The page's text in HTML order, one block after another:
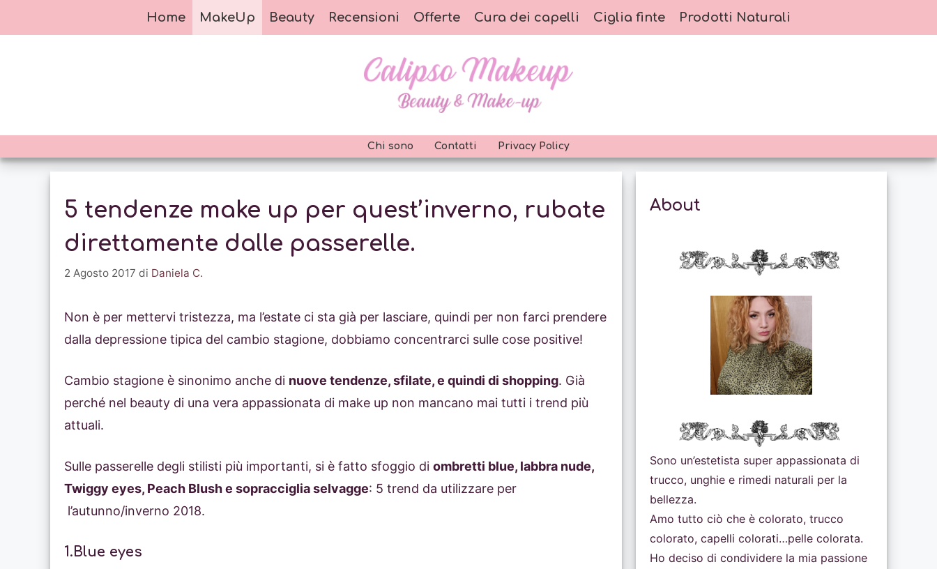
al
Home MakeUp Beauty Recensioni Offerte Cura dei capelli Ciglia finte Prodotti Naturali
Chi sono Contatti Privacy Policy
5 tendenze make up per quest’inverno, rubate
direttamente dalle passerelle.
2 Agosto 2017 di Daniela C.
Non è per mettervi tristezza, ma l’estate ci sta già per lasciare, quindi per non farci prendere
dalla depressione tipica del cambio stagione, dobbiamo concentrarci sulle cose positive!
Cambio stagione è sinonimo anche di nuove tendenze, sfilate, e quindi di shopping. Già
perché nel beauty di una vera appassionata di make up non mancano mai tutti i trend più
attuali.
Sulle passerelle degli stilisti più importanti, si è fatto sfoggio di ombretti blue, labbra nude,
Twiggy eyes, Peach Blush e sopracciglia selvagge: 5 trend da utilizzare per
l’autunno/inverno 2018.
1.Blue eyes
About
Sono un’estetista super appassionata di
trucco, unghie e rimedi naturali per la
bellezza.
Amo tutto ciò che è colorato, trucco
colorato, capelli colorati…pelle colorata.
Ho deciso di condividere la mia passione